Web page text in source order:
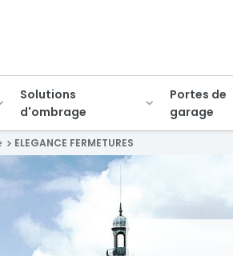
Solutions
d'ombrage
Portes de
garage
ELEGANCE FERMETURES